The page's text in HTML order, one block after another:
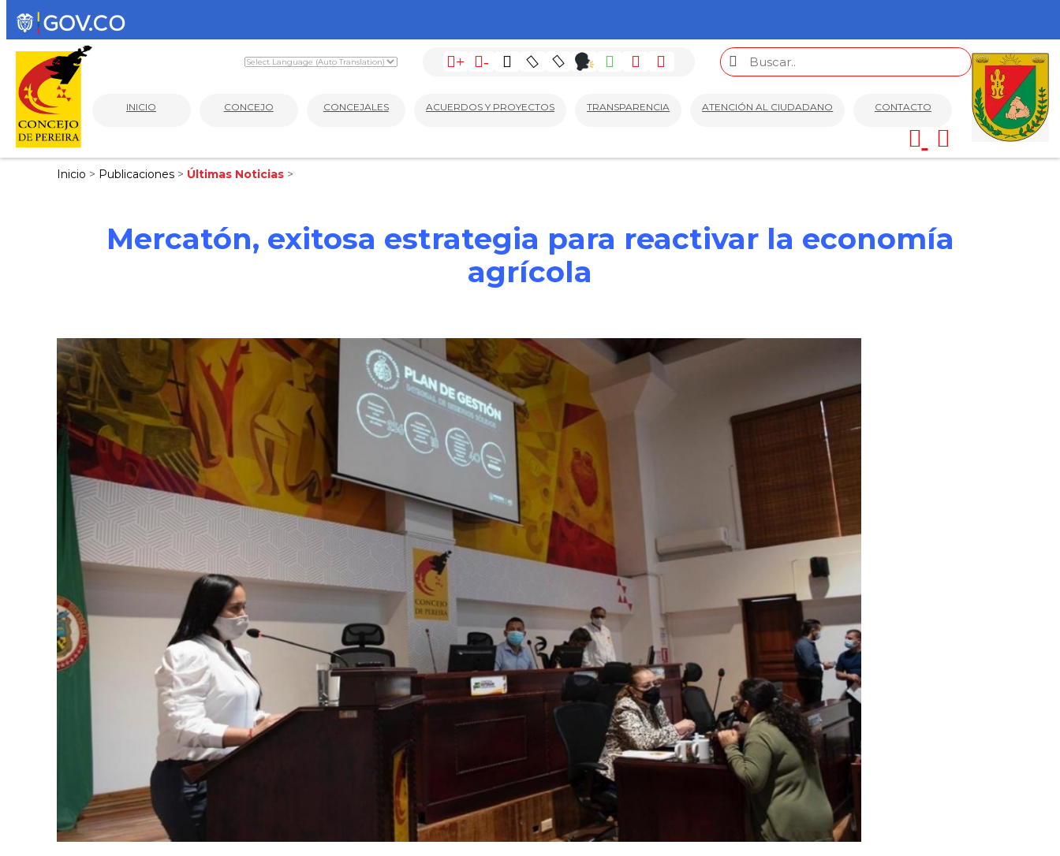
+ -
INICIO CONCEJO CONCEJALES ACUERDOS Y PROYECTOS TRANSPARENCIA ATENCIÓN AL CIUDADANO CONTACTO
Inicio > Publicaciones > Últimas Noticias >
Mercatón, exitosa estrategia para reactivar la economía
agrícola